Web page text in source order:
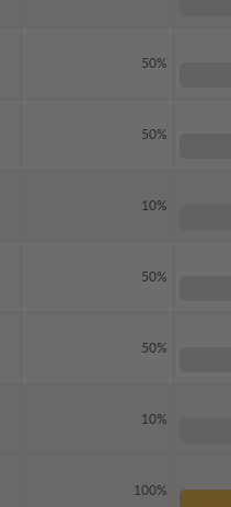
50%
50%
10%
50%
50%
10%
100%